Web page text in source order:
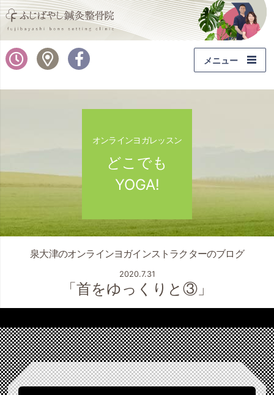
メニュー
選
オンラインヨガレッスン
どこでも
YOGA!
みなさん、こんにちは
泉大津のオンラインヨガインストラクターのブログ
2020.7.31
「首をゆっくりと③」